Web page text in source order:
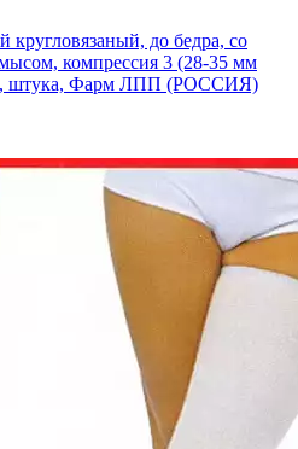
до бедра, со
компрессия 3 (28-35 мм
штука, Фарм ЛПП (РОССИЯ)